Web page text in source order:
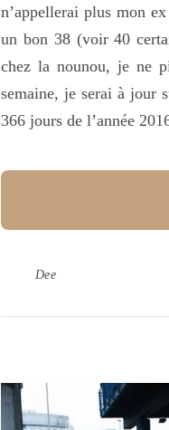
n’appellerai plus mon
un bon 38 (voir 40
chez la nounou, je ne
semaine, je serai à jour
366 jours de l’année
Dee